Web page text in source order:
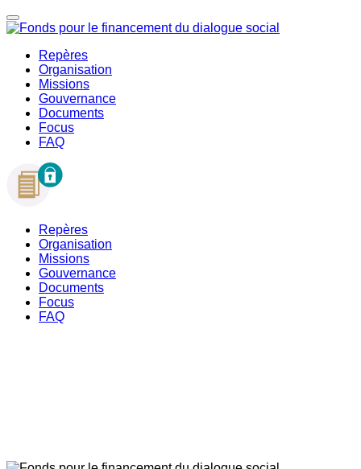
Repères
Organisation
Missions
Gouvernance
Documents
Focus
FAQ
Repères
Organisation
Missions
Gouvernance
Documents
Focus
FAQ